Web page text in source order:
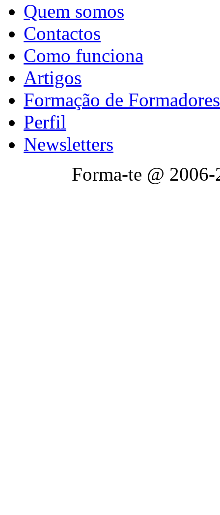
Quem somos
Contactos
Como funciona
Artigos
Formação de Formadores
Perfil
Newsletters
Forma-te @